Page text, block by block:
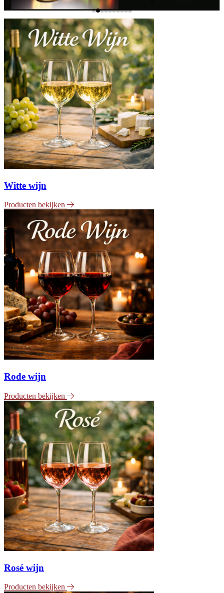
Witte wijn
Producten bekijken
Rode wijn
Producten bekijken
Rosé wijn
Producten bekijken